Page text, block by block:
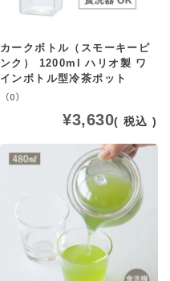
カークボトル（スモーキーピ
ンク） 1200ml ハリオ製 ワ
インボトル型冷茶ポット
（0）
¥3,630 税込